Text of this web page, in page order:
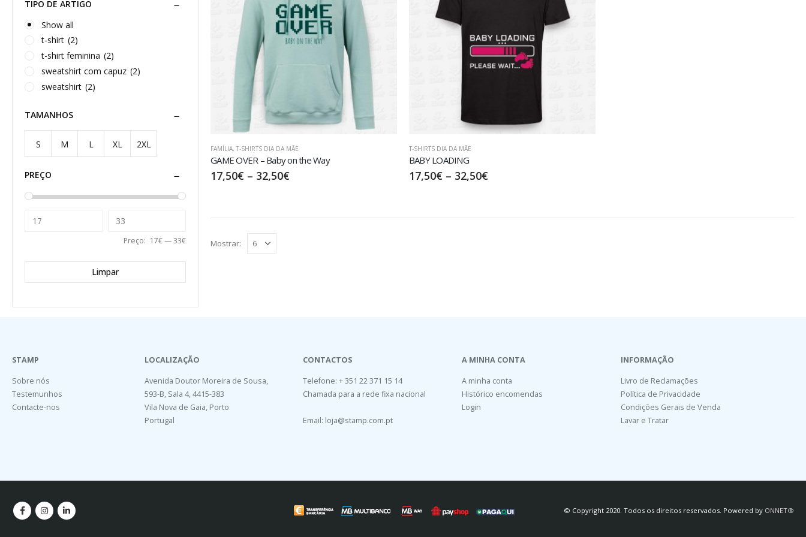
FAMÍLIA, T-SHIRTS DIA DA MÃE
GAME OVER – Baby on the Way
17,50€ – 32,50€
T-SHIRTS DIA DA MÃE
BABY LOADING
17,50€– 32,50€
Mostrar:
TIPO DE ARTIGO
Show all
t-shirt (2)
t-shirt feminina (2)
sweatshirt com capuz (2)
sweatshirt (2)
TAMANHOS
S M L XL 2XL
PREÇO
Preço: 17€—33€
Limpar
STAMP
Sobre nós
Testemunhos
Contacte-nos
LOCALIZAÇÃO
Avenida Doutor Moreira de Sousa,
593-B, Sala 4, 4415-383
Vila Nova de Gaia, Porto
Portugal
CONTACTOS
Telefone: + 351 22 371 15 14
Chamada para a rede fixa nacional
Email: loja@stamp.com.pt
A MINHA CONTA
A minha conta
Histórico encomendas
Login
INFORMAÇÃO
Livro de Reclamações
Política de Privacidade
Condições Gerais de Venda
Lavar e Tratar
© Copyright 2020. Todos os direitos reservados. Powered by ONNET®